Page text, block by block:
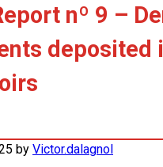
nº 9 –
deposited
by Victor.dalagnol